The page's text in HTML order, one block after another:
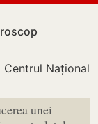
Centrul Național
unei